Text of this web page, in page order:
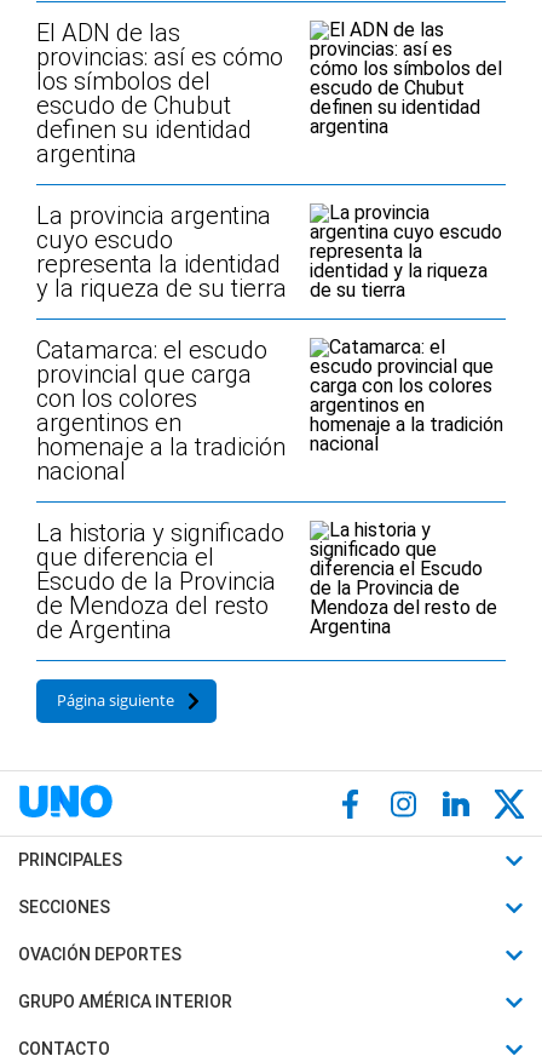
El ADN de las
provincias: así es cómo
los símbolos del
escudo de Chubut
definen su identidad
argentina
La provincia argentina
cuyo escudo
representa la identidad
y la riqueza de su tierra
Catamarca: el escudo
provincial que carga
con los colores
argentinos en
homenaje a la tradición
nacional
La historia y significado
que diferencia el
Escudo de la Provincia
de Mendoza del resto
de Argentina
Página siguiente
PRINCIPALES
Últimas Noticias
Política
SECCIONES
Horóscopo
Motores
OVACIÓN DEPORTES
Fútbol
Mundial
GRUPO AMÉRICA INTERIOR
Canal 7 en Vivo
CONTACTO